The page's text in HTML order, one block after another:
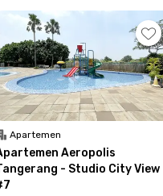
Apartemen
Aeropolis
- Studio City View